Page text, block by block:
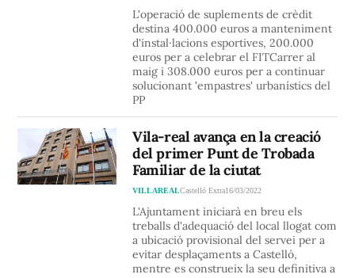
L'operació de suplements de crèdit
destina 400.000 euros a manteniment
d'instal·lacions esportives, 200.000
euros per a celebrar el FITCarrer al
maig i 308.000 euros per a continuar
solucionant 'empastres' urbanístics del
PP
Vila-real avança en la creació
del primer Punt de Trobada
Familiar de la ciutat
VILLAREALCastelló Extra16/03/2022
L'Ajuntament iniciarà en breu els
treballs d'adequació del local llogat com
a ubicació provisional del servei per a
evitar desplaçaments a Castelló,
mentre es construeix la seu definitiva a